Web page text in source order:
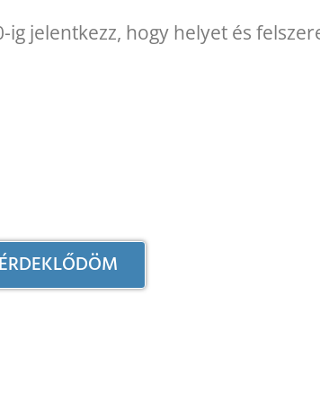
jelentkezz, hogy helyet és
ÉRDEKLŐDÖM